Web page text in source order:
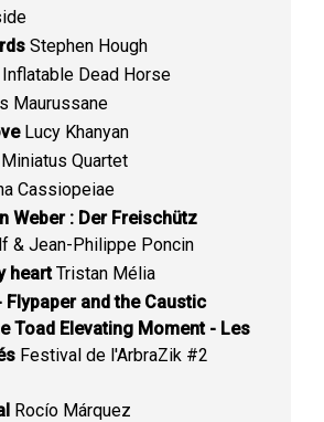
Stephen Hough
Dead Horse
Maurussane
Lucy Khanyan
Quartet
Cassiopeiae
Weber : Der Freischütz
& Jean-Philippe Poncin
heartTristan Mélia
and the Caustic
Toad Elevating Moment - Les
Festival de l'ArbraZik #2
Rocío Márquez